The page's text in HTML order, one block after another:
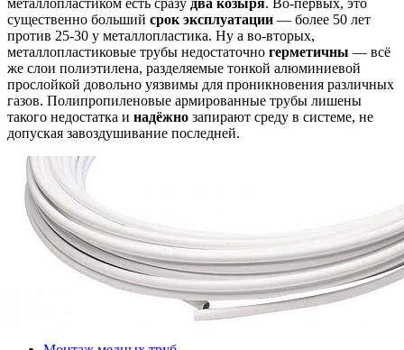
металлопластиком есть сразу два козыря. Во-первых, это
существенно больший срок эксплуатации — более 50 лет
против 25-30 у металлопластика. Ну а во-вторых,
металлопластиковые трубы недостаточно герметичны — всё
же слои полиэтилена, разделяемые тонкой алюминиевой
прослойкой довольно уязвимы для проникновения различных
газов. Полипропиленовые армированные трубы лишены
такого недостатка и надёжно запирают среду в системе, не
допуская завоздушивание последней.